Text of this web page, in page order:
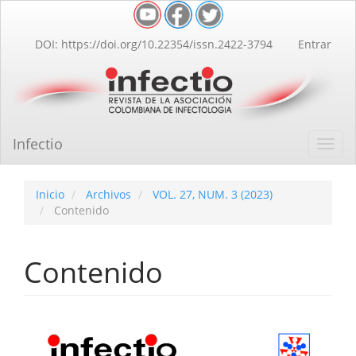
Contenido
principal
lateral
DOI: https://doi.org/10.22354/issn.2422-3794 Entrar
Infectio
Inicio Archivos
VOL. 27, NUM. 3 (2023)
Contenido
Contenido